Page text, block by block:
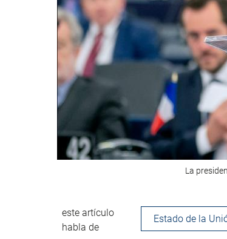
La
este artículo
habla de
Estado de la